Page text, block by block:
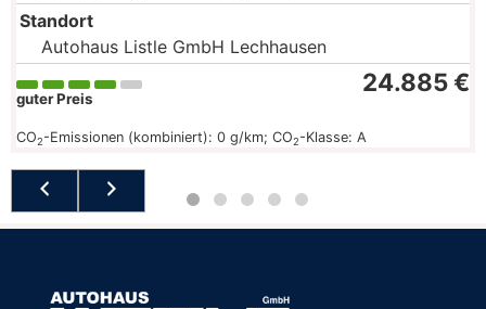
Standort
Autohaus Listle GmbH Lechhausen
24.885 €
guter Preis
CO2-Emissionen (kombiniert): 0 g/km; CO2-Klasse: A